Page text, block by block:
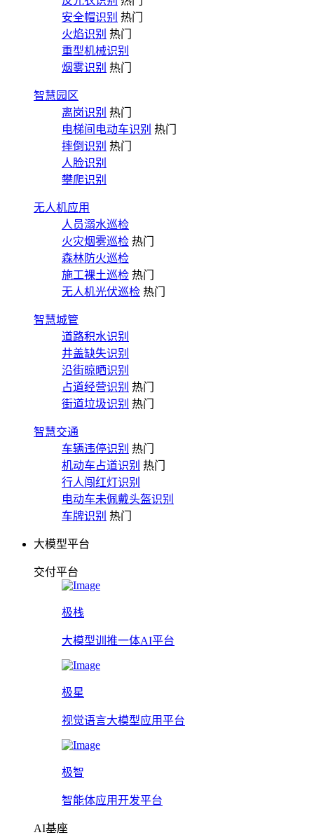
安全帽识别 热门
火焰识别 热门
重型机械识别
烟雾识别 热门
智慧园区
离岗识别 热门
电梯间电动车识别 热门
摔倒识别 热门
人脸识别
攀爬识别
无人机应用
人员溺水巡检
火灾烟雾巡检 热门
森林防火巡检
施工裸土巡检 热门
无人机光伏巡检 热门
智慧城管
道路积水识别
井盖缺失识别
沿街晾晒识别
占道经营识别 热门
街道垃圾识别 热门
智慧交通
车辆违停识别 热门
机动车占道识别 热门
行人闯红灯识别
电动车未佩戴头盔识别
车牌识别 热门
大模型平台
交付平台
极栈
大模型训推一体AI平台
极星
视觉语言大模型应用平台
极智
智能体应用开发平台
AI基座